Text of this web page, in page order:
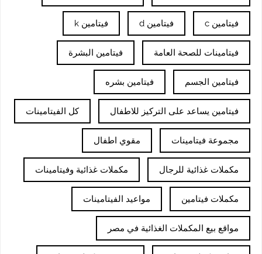
فيتامين c فيتامين d فيتامين k
فيتامينات للصحة العامة فيتامين البشرة
فيتامين الجسم فيتامين بشره
فيتامين يساعد على التركيز للاطفال كل الفيتامينات
مجموعة فيتامينات مقوي اطفال
مكملات غذائية للرجال مكملات غذائية وفيتامينات
مكملات فيتامين مواعيد الفيتامينات
مواقع بيع المكملات الغذائية في مصر